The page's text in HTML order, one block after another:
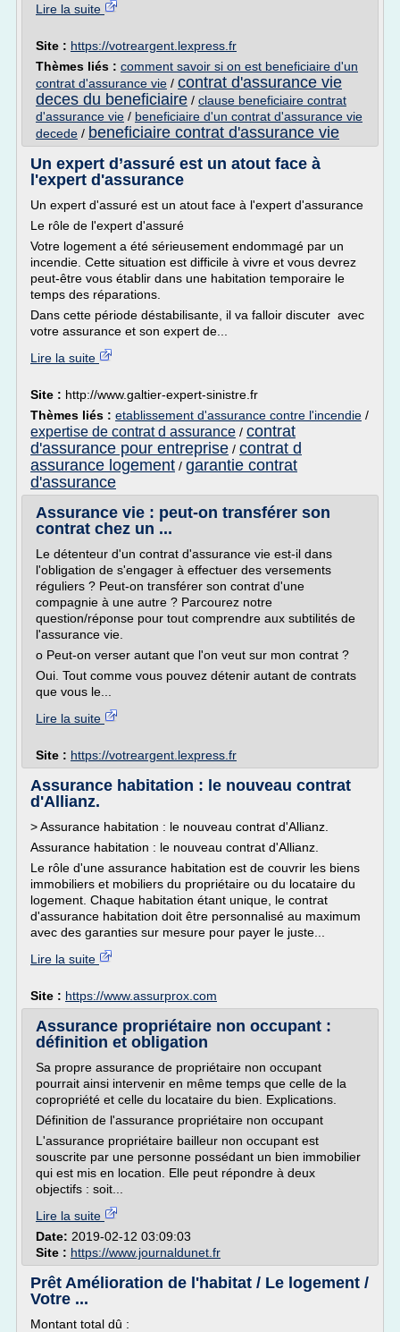
Lire la suite
Site : https://votreargent.lexpress.fr
Thèmes liés : comment savoir si on est beneficiaire d'un
contrat d'assurance vie / contrat d'assurance vie
deces du beneficiaire / clause beneficiaire contrat
d'assurance vie / beneficiaire d'un contrat d'assurance vie
decede / beneficiaire contrat d'assurance vie
Un expert d’assuré est un atout face à
l'expert d'assurance
Un expert d'assuré est un atout face à l'expert d'assurance
Le rôle de l'expert d'assuré
Votre logement a été sérieusement endommagé par un
incendie. Cette situation est difficile à vivre et vous devrez
peut-être vous établir dans une habitation temporaire le
temps des réparations.
Dans cette période déstabilisante, il va falloir discuter avec
votre assurance et son expert de...
Lire la suite
Site : http://www.galtier-expert-sinistre.fr
Thèmes liés : etablissement d'assurance contre l'incendie /
expertise de contrat d assurance / contrat
d'assurance pour entreprise / contrat d
assurance logement / garantie contrat
d'assurance
Assurance vie : peut-on transférer son
contrat chez un ...
Le détenteur d'un contrat d'assurance vie est-il dans
l'obligation de s'engager à effectuer des versements
réguliers ? Peut-on transférer son contrat d'une
compagnie à une autre ? Parcourez notre
question/réponse pour tout comprendre aux subtilités de
l'assurance vie.
o Peut-on verser autant que l'on veut sur mon contrat ?
Oui. Tout comme vous pouvez détenir autant de contrats
que vous le...
Lire la suite
Site : https://votreargent.lexpress.fr
Assurance habitation : le nouveau contrat
d'Allianz.
> Assurance habitation : le nouveau contrat d'Allianz.
Assurance habitation : le nouveau contrat d'Allianz.
Le rôle d'une assurance habitation est de couvrir les biens
immobiliers et mobiliers du propriétaire ou du locataire du
logement. Chaque habitation étant unique, le contrat
d'assurance habitation doit être personnalisé au maximum
avec des garanties sur mesure pour payer le juste...
Lire la suite
Site : https://www.assurprox.com
Assurance propriétaire non occupant :
définition et obligation
Sa propre assurance de propriétaire non occupant
pourrait ainsi intervenir en même temps que celle de la
copropriété et celle du locataire du bien. Explications.
Définition de l'assurance propriétaire non occupant
L'assurance propriétaire bailleur non occupant est
souscrite par une personne possédant un bien immobilier
qui est mis en location. Elle peut répondre à deux
objectifs : soit...
Lire la suite
Date: 2019-02-12 03:09:03
Site : https://www.journaldunet.fr
Prêt Amélioration de l'habitat / Le logement /
Votre ...
Montant total dû :